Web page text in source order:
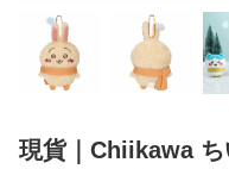
現貨｜Chiikawa